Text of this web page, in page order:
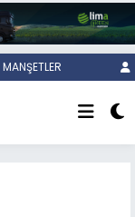
MANŞETLER